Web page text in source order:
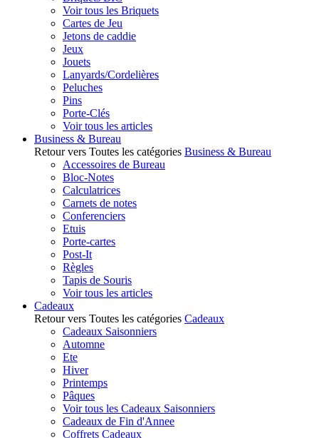
Voir tous les Briquets
Cartes de Jeu
Jetons de caddie
Jeux
Jouets
Lanyards/Cordelières
Peluches
Pins
Porte-Clés
Voir tous les articles
Business & Bureau
Retour vers Toutes les catégories Business & Bureau
Accessoires de Bureau
Bloc-Notes
Calculatrices
Carnets de notes
Conferenciers
Etuis
Porte-cartes
Post-It
Règles
Tapis de Souris
Voir tous les articles
Cadeaux
Retour vers Toutes les catégories Cadeaux
Cadeaux Saisonniers
Automne
Ete
Hiver
Printemps
Pâques
Voir tous les Cadeaux Saisonniers
Cadeaux de Fin d'Annee
Coffrets Cadeaux